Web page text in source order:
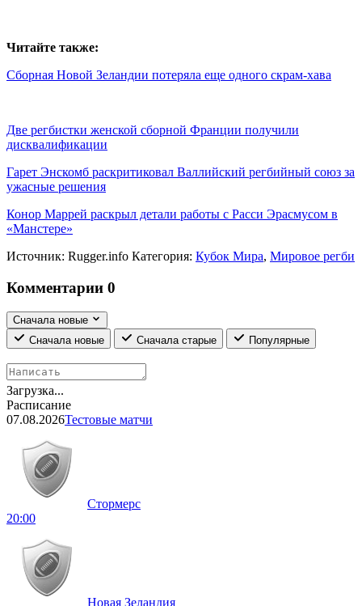
Читайте также:
Сборная Новой Зеландии потеряла еще одного скрам-хава
Две регбистки женской сборной Франции получили
дисквалификации
Гарет Энскомб раскритиковал Валлийский регбийный союз за
ужасные решения
Конор Маррей раскрыл детали работы с Расси Эрасмусом в
«Манстере»
Источник: Rugger.info Категория: Кубок Мира, Мировое регби
Комментарии 0
Сначала новые
Сначала новые
Сначала старые Популярные
Загрузка...
Расписание
07.08.2026Тестовые матчи
Стормерс
20:00
Новая Зеландия